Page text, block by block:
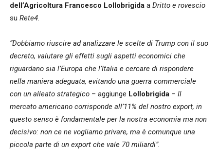
dell’Agricoltura Francesco Lollobrigida a Dritto e rovescio
su Rete4.
“Dobbiamo riuscire ad analizzare le scelte di Trump con il suo
decreto, valutare gli effetti sugli aspetti economici che
riguardano sia l’Europa che l’Italia e cercare di rispondere
nella maniera adeguata, evitando una guerra commerciale
con un alleato strategico – aggiunge Lollobrigida – Il
mercato americano corrisponde all’11% del nostro export, in
questo senso è fondamentale per la nostra economia ma non
decisivo: non ce ne vogliamo privare, ma è comunque una
piccola parte di un export che vale 70 miliardi”.